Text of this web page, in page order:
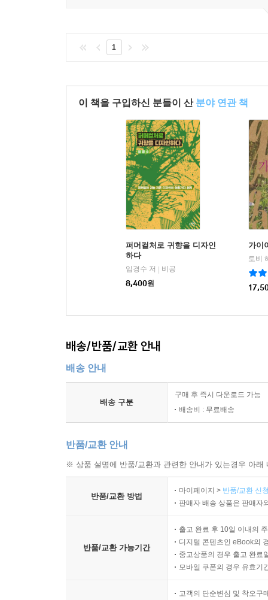
1
이 책을 구입하신 분들이 산 분야 연관 책
퍼머컬처로 귀향을 디자인
하다
임경수 저 | 비공
8,400원
가이
배송/반품/교환 안내
배송 안내
배송 구분
구매 후 즉시 다운로드 가능
배송비 : 무료배송
반품/교환 안내
※ 상품 설명에 반품/교환과 관련한 안내가 있는경우 아
반품/교환 방법
마이페이지 > 반품/교환 신
판매자 배송 상품은 판매자
반품/교환 가능기간
출고 완료 후 10일 이내의
디지털 콘텐츠인 eBook의
중고상품의 경우 출고 완료
모바일 쿠폰의 경우 유효기
고객의 단순변심 및 착오구